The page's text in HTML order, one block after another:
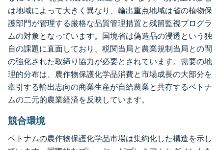
は地域によって大きく異なり、輸出重点地域は省の植物保
護部門が管理する厳格な品質管理措置と残留監視プログラ
ムの対象となっています。国境省は偽造品の浸透という独
自の課題に直面しており、税関当局と農業規制当局との間
の強化された取締り協力が必要とされています。需要の地
理的分布は、農作物保護化学品消費と市場成長の大部分を
牽引する輸出志向の商業生産が自給農業と共存するベトナ
ムの二元的農業経済を反映しています。
競合環境
ベトナムの農作物保護化学品市場は集約化した構造を示し